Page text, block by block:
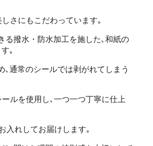
さにもこだわっています｡
る撥水・防水加工を施した､和紙の
｡
､ 通常のシールでは剥がれてしまう
ルを使用し､一つ一つ丁寧に仕上
入れしてお届けします｡